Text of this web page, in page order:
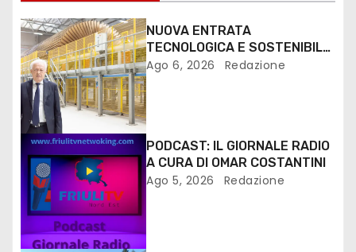
NUOVA ENTRATA
TECNOLOGICA E SOSTENIBILE
PER I MEZZI PESANTI ALLA
Ago 6, 2026 Redazione
PODCAST: IL GIORNALE RADIO
A CURA DI OMAR COSTANTINI
Ago 5, 2026 Redazione